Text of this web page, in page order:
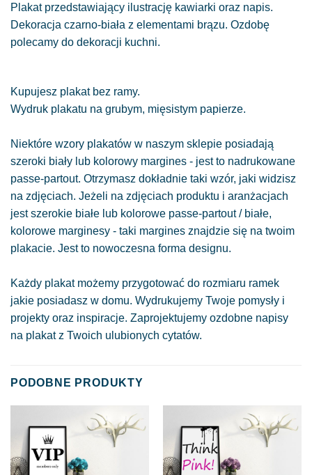
Plakat przedstawiający ilustrację kawiarki oraz napis.
Dekoracja czarno-biała z elementami brązu. Ozdobę
polecamy do dekoracji kuchni.
Kupujesz plakat bez ramy.
Wydruk plakatu na grubym, mięsistym papierze.
Niektóre wzory plakatów w naszym sklepie posiadają
szeroki biały lub kolorowy margines - jest to nadrukowane
passe-partout. Otrzymasz dokładnie taki wzór, jaki widzisz
na zdjęciach. Jeżeli na zdjęciach produktu i aranżacjach
jest szerokie białe lub kolorowe passe-partout / białe,
kolorowe marginesy - taki margines znajdzie się na twoim
plakacie. Jest to nowoczesna forma designu.
Każdy plakat możemy przygotować do rozmiaru ramek
jakie posiadasz w domu. Wydrukujemy Twoje pomysły i
projekty oraz inspiracje. Zaprojektujemy ozdobne napisy
na plakat z Twoich ulubionych cytatów.
PODOBNE PRODUKTY